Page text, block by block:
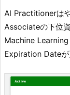
AI Practitionerは
Associateの下位
Machine
Expiration Dateが